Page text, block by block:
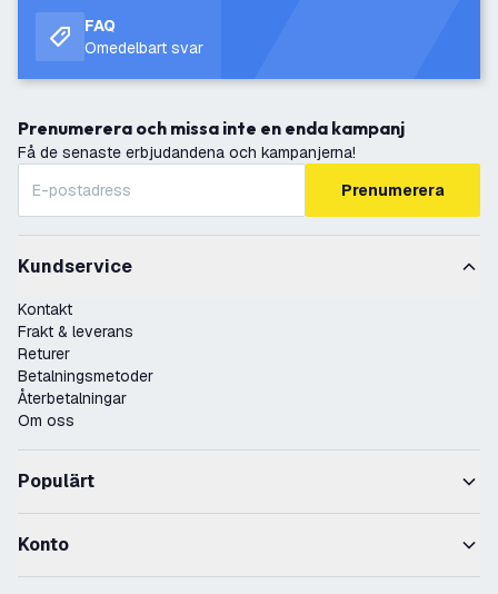
FAQ
Omedelbart svar
Prenumerera och missa inte en enda kampanj
Få de senaste erbjudandena och kampanjerna!
Prenumerera
Kundservice
Kontakt
Frakt & leverans
Returer
Betalningsmetoder
Återbetalningar
Om oss
Populärt
Konto